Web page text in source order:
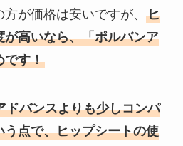
が価格は安いですが、
ヒ
高いなら、「ポルバンア
です！
ドバンスよりも少しコンパ
う点で、ヒップシートの使